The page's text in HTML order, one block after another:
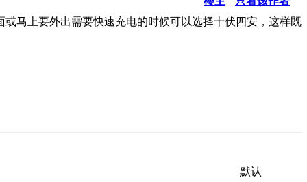
马上要外出需要快速充电的时候可以选择十伏四安 ，这样既
默认